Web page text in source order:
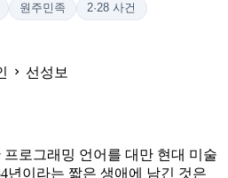
원주민족
2·28 사건
선성보
로그래밍 언어를 대만 현대 미술
년이라는 짧은 생애에 남긴 것은